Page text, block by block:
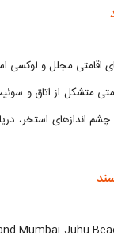
اقامتی مجلل و
۵ طبقه در ۱۲۰ واحد اقامتی
اندازهای استخر،